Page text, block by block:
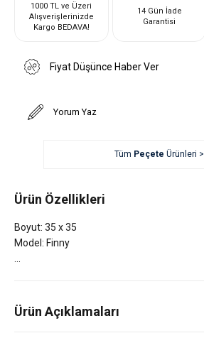
1000 TL ve Üzeri
Alışverişlerinizde
Kargo BEDAVA!
14 Gün İade
Garantisi
Fiyat Düşünce Haber Ver
Yorum Yaz
Tüm Peçete Ürünleri >
Ürün Özellikleri
Boyut: 35 x 35
Model: Finny
Ürün Açıklamaları